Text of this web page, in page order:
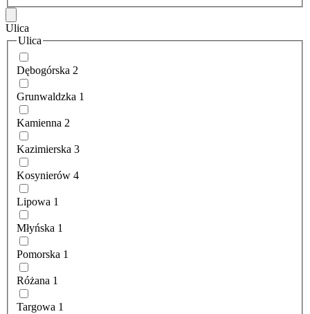
Ulica
Ulica
Dębogórska 2
Grunwaldzka 1
Kamienna 2
Kazimierska 3
Kosynierów 4
Lipowa 1
Młyńska 1
Pomorska 1
Różana 1
Targowa 1